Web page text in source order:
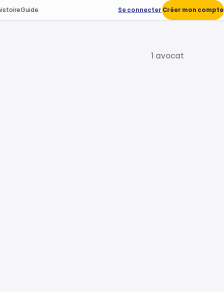
Guide Se connecter Créer mon compte
1 avocat